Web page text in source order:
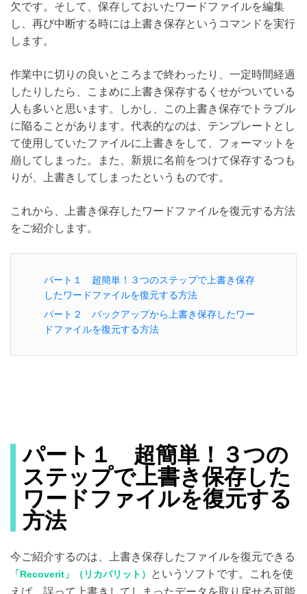
欠です。そして、保存しておいたワードファイルを編集
し、再び中断する時には上書き保存というコマンドを実行
します。
作業中に切りの良いところまで終わったり、一定時間経過
したりしたら、こまめに上書き保存するくせがついている
人も多いと思います。しかし、この上書き保存でトラブル
に陥ることがあります。代表的なのは、テンプレートとし
て使用していたファイルに上書きをして、フォーマットを
崩してしまった。また、新規に名前をつけて保存するつも
りが、上書きしてしまったというものです。
これから、上書き保存したワードファイルを復元する方法
をご紹介します。
パート１ 超簡単！３つのステップで上書き保存
したワードファイルを復元する方法
パート２ バックアップから上書き保存したワー
ドファイルを復元する方法
パート１ 超簡単！３つの
ステップで上書き保存した
ワードファイルを復元する
方法
今ご紹介するのは、上書き保存したファイルを復元できる
「Recoverit」（リカバリット）
というソフトです。これを使
えば、誤って上書きしてしまったデータを取り戻せる可能